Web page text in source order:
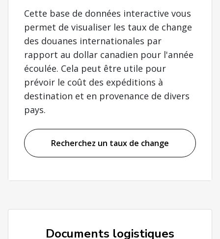
Cette base de données interactive vous
permet de visualiser les taux de change
des douanes internationales par
rapport au dollar canadien pour l'année
écoulée. Cela peut être utile pour
prévoir le coût des expéditions à
destination et en provenance de divers
pays.
Recherchez un taux de change
Documents logistiques